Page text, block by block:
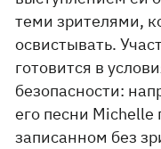
теми зрителями,
освистывать.
готовится в
безопасности:
его песни
записанном без